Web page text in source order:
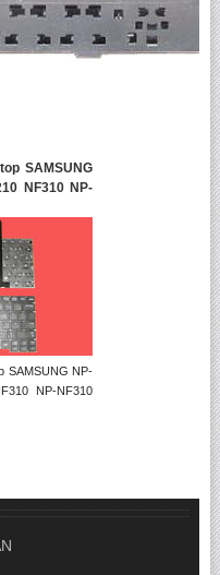
SAMSUNG
NF310 NP-
SAMSUNG NP-
NP-NF310